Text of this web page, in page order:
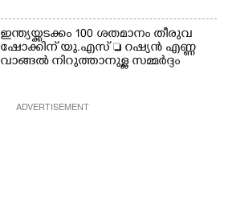
ഇന്ത്യയ്ക്കടക്കം 100 ശതമാനം തീരുവ
ഷോക്കിന് യു.എസ്  റഷ്യൻ എണ്ണ
വാങ്ങൽ നിറുത്താനുള്ള സമ്മർദ്ദം
ADVERTISEMENT